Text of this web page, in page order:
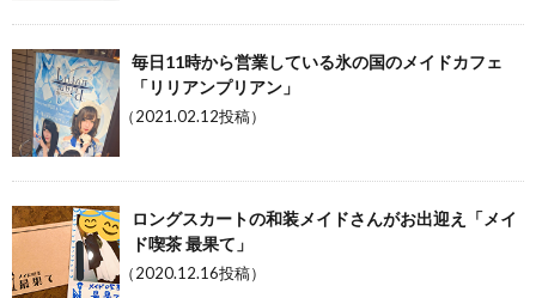
毎日11時から営業している氷の国のメイドカフェ
「リリアンプリアン」
（2021.02.12投稿）
ロングスカートの和装メイドさんがお出迎え「メイ
ド喫茶 最果て」
（2020.12.16投稿）